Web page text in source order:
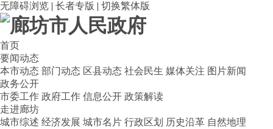
无障碍浏览 | 长者专版 | 切换繁体版
首页
要闻动态
本市动态 部门动态 区县动态 社会民生 媒体关注 图片新闻
政务公开
市委工作 政府工作 信息公开 政策解读
走进廊坊
城市综述 经济发展 城市名片 行政区划 历史沿革 自然地理